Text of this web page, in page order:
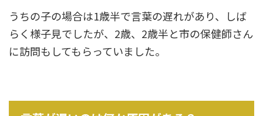
うちの子の場合は1歳半で言葉の遅れがあり、しば
らく様子見でしたが、2歳、2歳半と市の保健師さん
に訪問もしてもらっていました。